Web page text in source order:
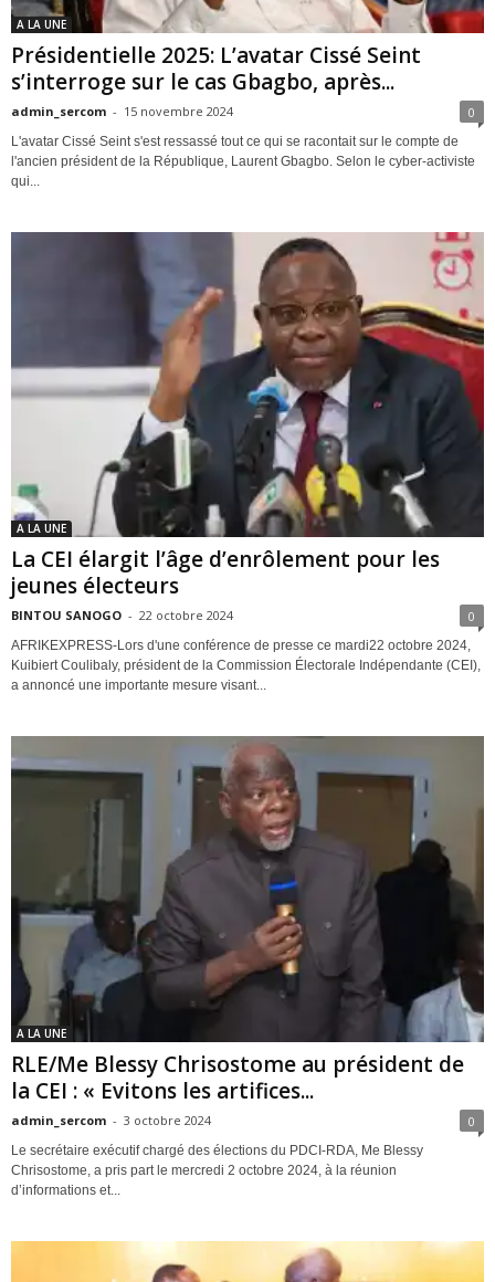
A LA UNE
Présidentielle 2025: L’avatar Cissé Seint
s’interroge sur le cas Gbagbo, après...
admin_sercom - 15 novembre 2024 0
L'avatar Cissé Seint s'est ressassé tout ce qui se racontait sur le compte de
l'ancien président de la République, Laurent Gbagbo. Selon le cyber-activiste
qui...
A LA UNE
La CEI élargit l’âge d’enrôlement pour les
jeunes électeurs
BINTOU SANOGO - 22 octobre 2024 0
AFRIKEXPRESS-Lors d'une conférence de presse ce mardi22 octobre 2024,
Kuibiert Coulibaly, président de la Commission Électorale Indépendante (CEI),
a annoncé une importante mesure visant...
A LA UNE
RLE/Me Blessy Chrisostome au président de
la CEI : « Evitons les artifices...
admin_sercom - 3 octobre 2024 0
Le secrétaire exécutif chargé des élections du PDCI-RDA, Me Blessy
Chrisostome, a pris part le mercredi 2 octobre 2024, à la réunion
d’informations et...